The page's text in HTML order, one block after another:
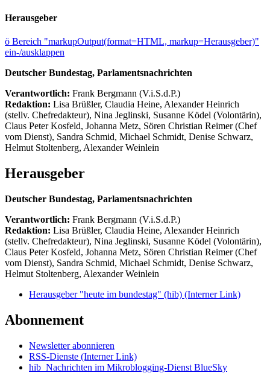
Herausgeber
ö Bereich "markupOutput(format=HTML, markup=Herausgeber)"
ein-/ausklappen
Deutscher Bundestag, Parlamentsnachrichten
Verantwortlich: Frank Bergmann (V.i.S.d.P.)
Redaktion: Lisa Brüßler, Claudia Heine, Alexander Heinrich
(stellv. Chefredakteur), Nina Jeglinski, Susanne Ködel (Volontärin),
Claus Peter Kosfeld, Johanna Metz, Sören Christian Reimer (Chef
vom Dienst), Sandra Schmid, Michael Schmidt, Denise Schwarz,
Helmut Stoltenberg, Alexander Weinlein
Herausgeber
Deutscher Bundestag, Parlamentsnachrichten
Verantwortlich: Frank Bergmann (V.i.S.d.P.)
Redaktion: Lisa Brüßler, Claudia Heine, Alexander Heinrich
(stellv. Chefredakteur), Nina Jeglinski, Susanne Ködel (Volontärin),
Claus Peter Kosfeld, Johanna Metz, Sören Christian Reimer (Chef
vom Dienst), Sandra Schmid, Michael Schmidt, Denise Schwarz,
Helmut Stoltenberg, Alexander Weinlein
Herausgeber "heute im bundestag" (hib) (Interner Link)
Abonnement
Newsletter abonnieren
RSS-Dienste (Interner Link)
hib_Nachrichten im Mikroblogging-Dienst BlueSky